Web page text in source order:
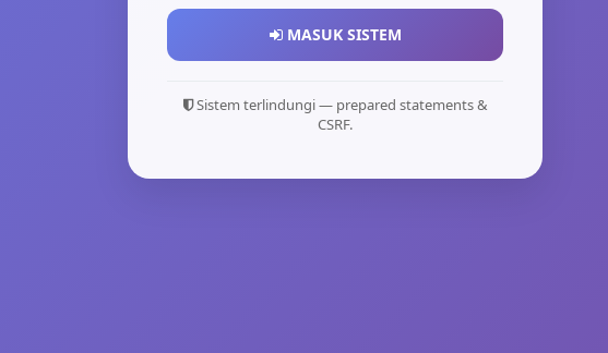
MASUK SISTEM
Sistem terlindungi — prepared statements &
CSRF.